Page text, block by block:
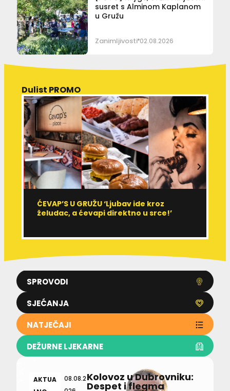
susret s Alminom Kaplanom
u Gružu
Zanimljivosti 02.08.2026
SPROVODI
SJEĆANJA
NATJEČAJI
DEŽURNE LJEKARNE
Dulist PROMO
ĆEVAP’S U GRUŽU ‘Ljubav ide kroz
želudac, a ćevapi direktno u srce!’
AKTUA
08.08.2Kolovoz u Dubrovniku:
Despet i flegma